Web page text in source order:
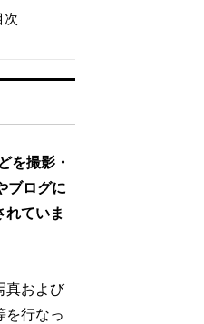
次
を撮影・
ブログに
れていま
真および
を行なっ